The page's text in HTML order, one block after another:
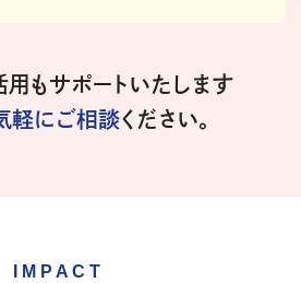
用もサポートいたします
軽にご相談ください。